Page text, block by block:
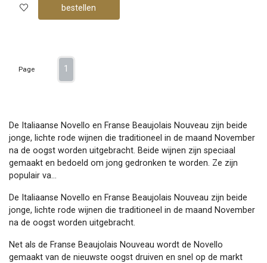
bestellen
Page 1
De Italiaanse Novello en Franse Beaujolais Nouveau zijn beide
jonge, lichte rode wijnen die traditioneel in de maand November
na de oogst worden uitgebracht. Beide wijnen zijn speciaal
gemaakt en bedoeld om jong gedronken te worden. Ze zijn
populair va...
De Italiaanse Novello en Franse Beaujolais Nouveau zijn beide
jonge, lichte rode wijnen die traditioneel in de maand November
na de oogst worden uitgebracht.
Net als de Franse Beaujolais Nouveau wordt de Novello
gemaakt van de nieuwste oogst druiven en snel op de markt